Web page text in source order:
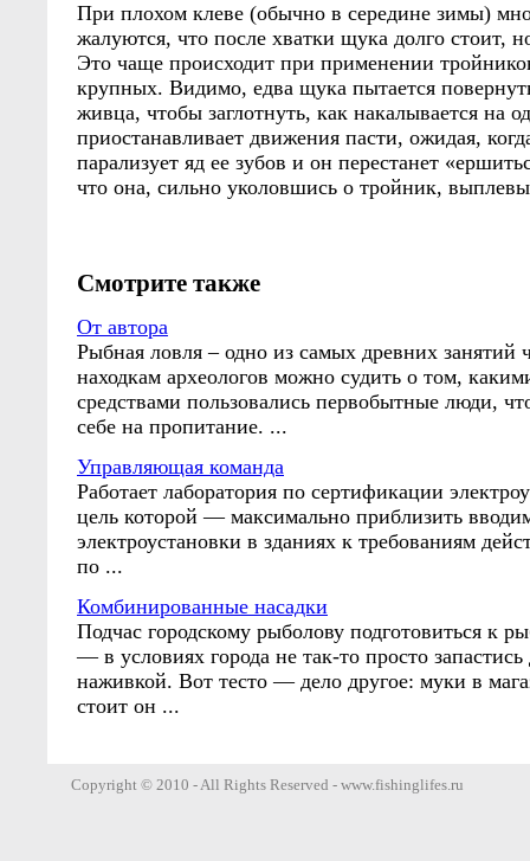
При плохом клеве (обычно в середине зимы)
жалуются, что после хватки щука долго стоит,
Это чаще происходит при применении
крупных. Видимо, едва щука пытается
живца, чтобы заглотнуть, как накалывается на
приостанавливает движения пасти, ожидая,
парализует яд ее зубов и он перестанет
что она, сильно уколовшись о тройник,
Смотрите также
От автора
Рыбная ловля – одно из самых древних занятий
находкам археологов можно судить о том,
средствами пользовались первобытные люди,
себе на пропитание. ...
Управляющая команда
Работает лаборатория по сертификации
цель которой — максимально приблизить
электроустановки в зданиях к требованиям
по ...
Комбинированные насадки
Подчас городскому рыболову подготовиться к
— в условиях города не так-то просто
наживкой. Вот тесто — дело другое: муки в
стоит он ...
Copyright © 2010 - All Rights Reserved - www.fishinglifes.ru